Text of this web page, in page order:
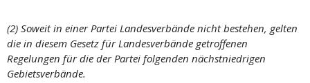
(2) Soweit in einer Partei Landesverbände nicht bestehen, gelten
die in diesem Gesetz für Landesverbände getroffenen
Regelungen für die der Partei folgenden nächstniedrigen
Gebietsverbände.